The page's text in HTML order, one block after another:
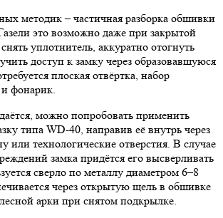
методик – частичная разборка обшивки
это возможно даже при закрытой
уплотнитель, аккуратно отогнуть
доступ к замку через образовавшуюся
плоская отвёртка, набор
фонарик.
можно попробовать применить
типа WD-40, направив её внутрь через
или технологические отверстия. В случае
замка придётся его высверливать
сверло по металлу диаметром 6–8
через открытую щель в обшивке
арки при снятом подкрылке.